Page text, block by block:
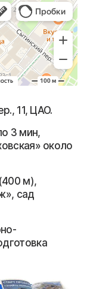
11, ЦАО.
3 мин,
около
м),
сад